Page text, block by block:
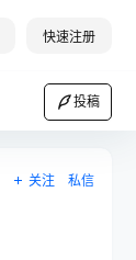
快速注册
投稿
关注 私信